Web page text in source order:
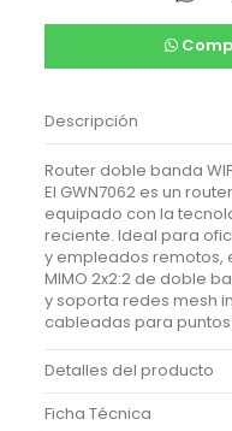
Descripción
Router doble banda
El GWN7062 es un
equipado con la
reciente. Ideal para
y empleados remotos,
MIMO 2x2:2 de doble
y soporta redes mesh
cableadas para
Detalles del producto
Ficha Técnica